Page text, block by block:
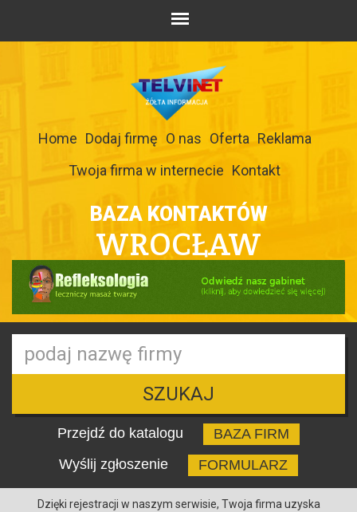
Home Dodaj firmę O nas Oferta Reklama
Twoja firma w internecie Kontakt
BAZA KONTAKTÓW
WROCŁAW
SZUKAJ
Przejdź do katalogu
BAZA FIRM
Wyślij zgłoszenie
FORMULARZ
Dzięki rejestracji w naszym serwisie, Twoja firma uzyska